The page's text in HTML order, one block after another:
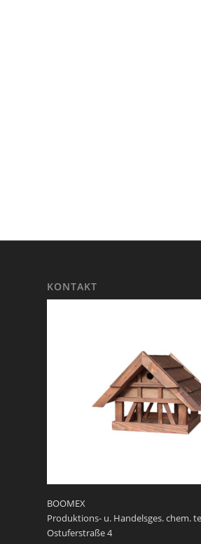
KONTAKT
BOOMEX
Produktions- u. Handelsges. chem.
Ostuferstraße 4